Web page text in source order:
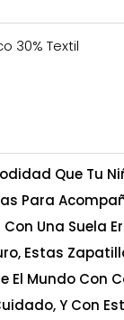
30% Textil
Que Tu
Para
Una Suela
Estas
El Mundo Con
Y Con